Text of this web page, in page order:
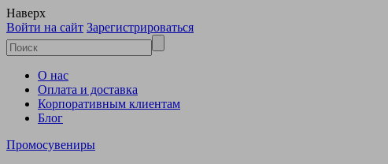
Наверх
Войти на сайт Зарегистрироваться
О нас
Оплата и доставка
Корпоративным клиентам
Блог
Промосувениры